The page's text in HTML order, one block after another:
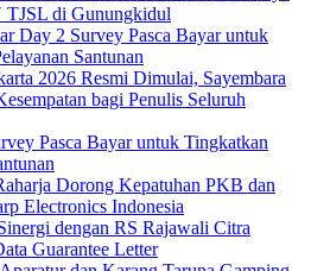
TJSL di Gunungkidul
Day 2 Survey Pasca Bayar untuk
Santunan
2026 Resmi Dimulai, Sayembara
bagi Penulis Seluruh
Pasca Bayar untuk Tingkatkan
Dorong Kepatuhan PKB dan
Electronics Indonesia
dengan RS Rajawali Citra
Guarantee Letter